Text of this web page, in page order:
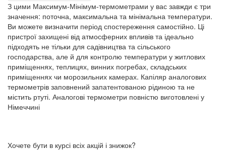
З цими Максимум-Мінімум-термометрами у вас завжди є три
значення: поточна, максимальна та мінімальна температури.
Ви можете визначити період спостереження самостійно. Ці
пристрої захищені від атмосферних впливів та ідеально
підходять не тільки для садівництва та сільського
господарства, але й для контролю температури у житлових
приміщеннях, теплицях, винних погребах, складських
приміщеннях чи морозильних камерах. Капіляр аналогових
термометрів заповнений запатентованою рідиною та не
містить ртуті. Аналогові термометри повністю виготовлені у
Німеччині
Хочете бути в курсі всіх акцій і знижок?